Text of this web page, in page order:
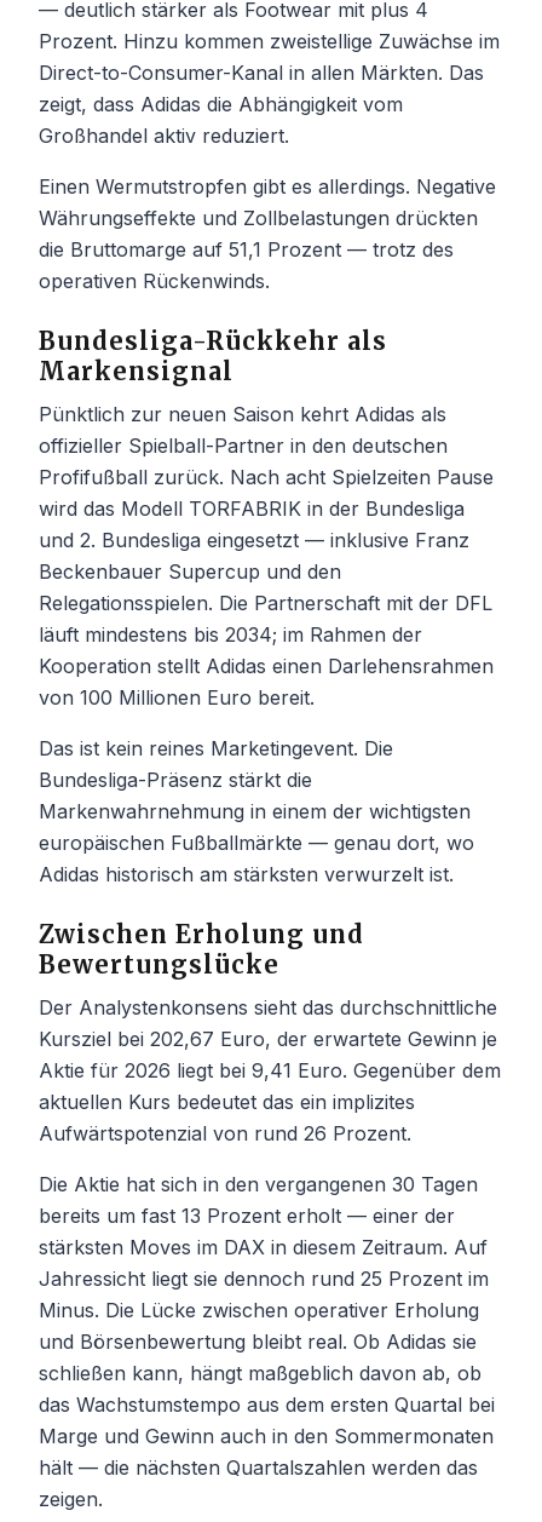
— deutlich stärker als Footwear mit plus 4
Prozent. Hinzu kommen zweistellige Zuwächse im
Direct-to-Consumer-Kanal in allen Märkten. Das
zeigt, dass Adidas die Abhängigkeit vom
Großhandel aktiv reduziert.
Einen Wermutstropfen gibt es allerdings. Negative
Währungseffekte und Zollbelastungen drückten
die Bruttomarge auf 51,1 Prozent — trotz des
operativen Rückenwinds.
Bundesliga-Rückkehr als
Markensignal
Pünktlich zur neuen Saison kehrt Adidas als
offizieller Spielball-Partner in den deutschen
Profifußball zurück. Nach acht Spielzeiten Pause
wird das Modell TORFABRIK in der Bundesliga
und 2. Bundesliga eingesetzt — inklusive Franz
Beckenbauer Supercup und den
Relegationsspielen. Die Partnerschaft mit der DFL
läuft mindestens bis 2034; im Rahmen der
Kooperation stellt Adidas einen Darlehensrahmen
von 100 Millionen Euro bereit.
Das ist kein reines Marketingevent. Die
Bundesliga-Präsenz stärkt die
Markenwahrnehmung in einem der wichtigsten
europäischen Fußballmärkte — genau dort, wo
Adidas historisch am stärksten verwurzelt ist.
Zwischen Erholung und
Bewertungslücke
Der Analystenkonsens sieht das durchschnittliche
Kursziel bei 202,67 Euro, der erwartete Gewinn je
Aktie für 2026 liegt bei 9,41 Euro. Gegenüber dem
aktuellen Kurs bedeutet das ein implizites
Aufwärtspotenzial von rund 26 Prozent.
Die Aktie hat sich in den vergangenen 30 Tagen
bereits um fast 13 Prozent erholt — einer der
stärksten Moves im DAX in diesem Zeitraum. Auf
Jahressicht liegt sie dennoch rund 25 Prozent im
Minus. Die Lücke zwischen operativer Erholung
und Börsenbewertung bleibt real. Ob Adidas sie
schließen kann, hängt maßgeblich davon ab, ob
das Wachstumstempo aus dem ersten Quartal bei
Marge und Gewinn auch in den Sommermonaten
hält — die nächsten Quartalszahlen werden das
zeigen.